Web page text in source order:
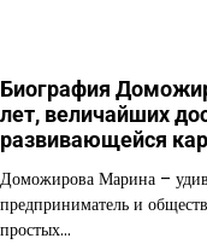
Биография
лет, величайших
развивающейся
Доможирова Марина –
предприниматель и
простых…